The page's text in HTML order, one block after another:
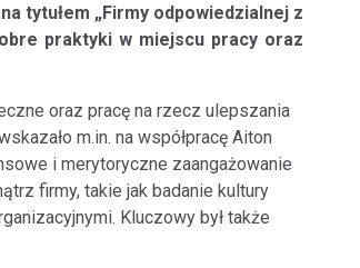
tytułem „Firmy odpowiedzialnej z
praktyki w miejscu pracy oraz
oraz pracę na rzecz ulepszania
m.in. na współpracę Aiton
i merytoryczne zaangażowanie
firmy, takie jak badanie kultury
Kluczowy był także